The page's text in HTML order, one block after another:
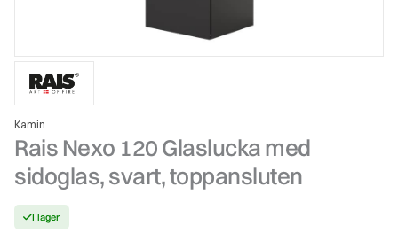
Kamin
Rais Nexo 120 Glaslucka med
sidoglas, svart, toppansluten
I lager